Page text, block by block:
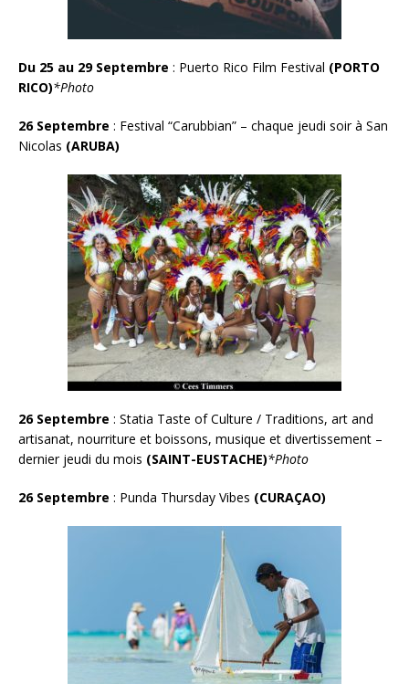
Du 25 au 29 Septembre : Puerto Rico Film Festival (PORTO
RICO)*Photo
26 Septembre : Festival “Carubbian” – chaque jeudi soir à San
Nicolas (ARUBA)
26 Septembre : Statia Taste of Culture / Traditions, art and
artisanat, nourriture et boissons, musique et divertissement –
dernier jeudi du mois (SAINT-EUSTACHE)*Photo
26 Septembre : Punda Thursday Vibes (CURAÇAO)